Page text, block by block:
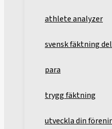
athlete analyzer
svensk fäktning
para
trygg fäktning
utveckla din